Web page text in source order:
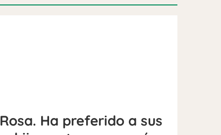
Rosa. Ha preferido a sus